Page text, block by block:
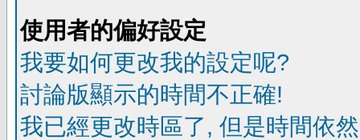
使用者的偏好設定
我要如何更改我的設定呢?
討論版顯示的時間不正確!
我已經更改時區了, 但是時間依